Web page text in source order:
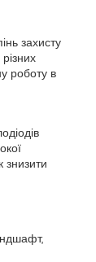
захисту
роботу в
знизити